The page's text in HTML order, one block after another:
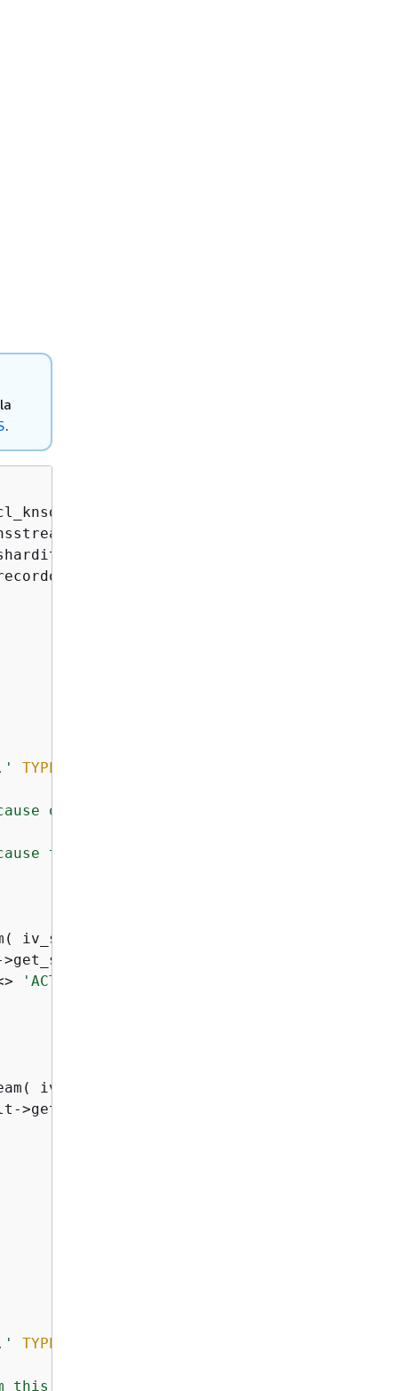
.
TYPE
of a limit exceeded exception.'
the resource is in use.'
iv_streamname = iv_stream_name ).
).
'ACTIVE'
iv_streamname = iv_stream_name ).
>get_streamdescription( ).
TYPE
AWS KMS action.'